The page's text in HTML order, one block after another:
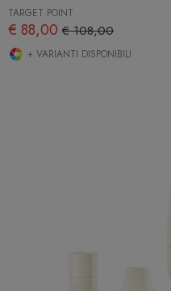
TARGET POINT
€ 88,00 € 108,00
+ VARIANTI DISPONIBILI